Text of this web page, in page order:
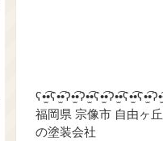
福岡県 宗像市 自由ヶ丘
の塗装会社